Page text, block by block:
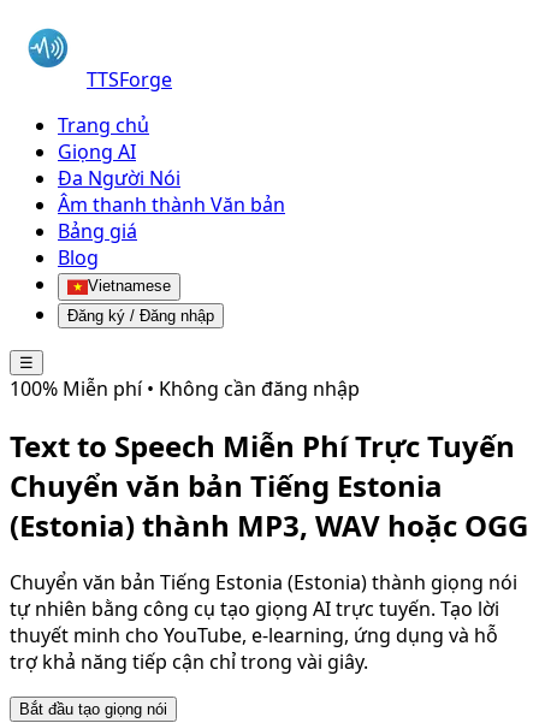
TTSForge
Trang chủ
Giọng AI
Đa Người Nói
Âm thanh thành Văn bản
Bảng giá
Blog
Vietnamese
Đăng ký / Đăng nhập
☰
100% Miễn phí • Không cần đăng nhập
Text to Speech Miễn Phí Trực Tuyến
Chuyển văn bản Tiếng Estonia
(Estonia)thành MP3, WAV hoặc OGG
Chuyển văn bản Tiếng Estonia (Estonia)thành giọng nói
tự nhiên bằng công cụ tạo giọng AI trực tuyến. Tạo lời
thuyết minh cho YouTube, e-learning, ứng dụng và hỗ
trợ khả năng tiếp cận chỉ trong vài giây.
Bắt đầu tạo giọng nói